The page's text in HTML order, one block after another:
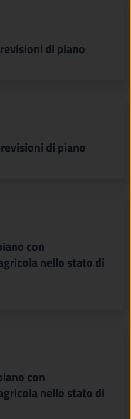
di piano
di piano
con
nello stato di
con
nello stato di